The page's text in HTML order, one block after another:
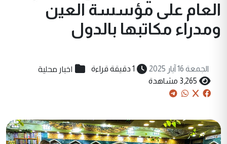
العام على مؤسسة العين
ومدراء مكاتبها بالدول
الجمعة 16 آيار 2025 1 دقيقة قراءة اخبار محلية
3,265 مشاهدة